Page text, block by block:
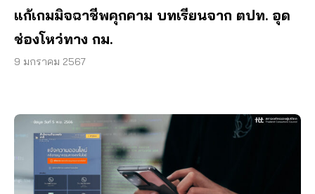
แก้เกมมิจฉาชีพคุกคาม บทเรียนจาก ตปท. อุด
ช่องโหว่ทาง กม.
9 มกราคม 2567